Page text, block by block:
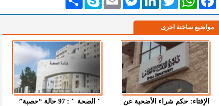
مواضيع ساخنة اخرى
الإفتاء: حكم شراء الأضحية عن
" الصحة " : 97 حالة “حصبة”